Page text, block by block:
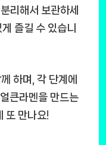
리해서 보관하세
즐길 수 있습니
하며, 각 단계에
큰라멘을 만드는
또 만나요!